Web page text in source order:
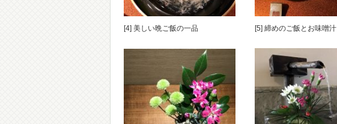
[4] 美しい晩ご飯の一品 [5] 締めのご飯とお味噌汁